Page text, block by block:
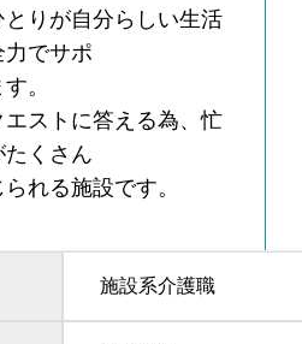
りが自分らしい生活
でサポ
。
ストに答える為、忙
たくさん
れる施設です。
施設系介護職